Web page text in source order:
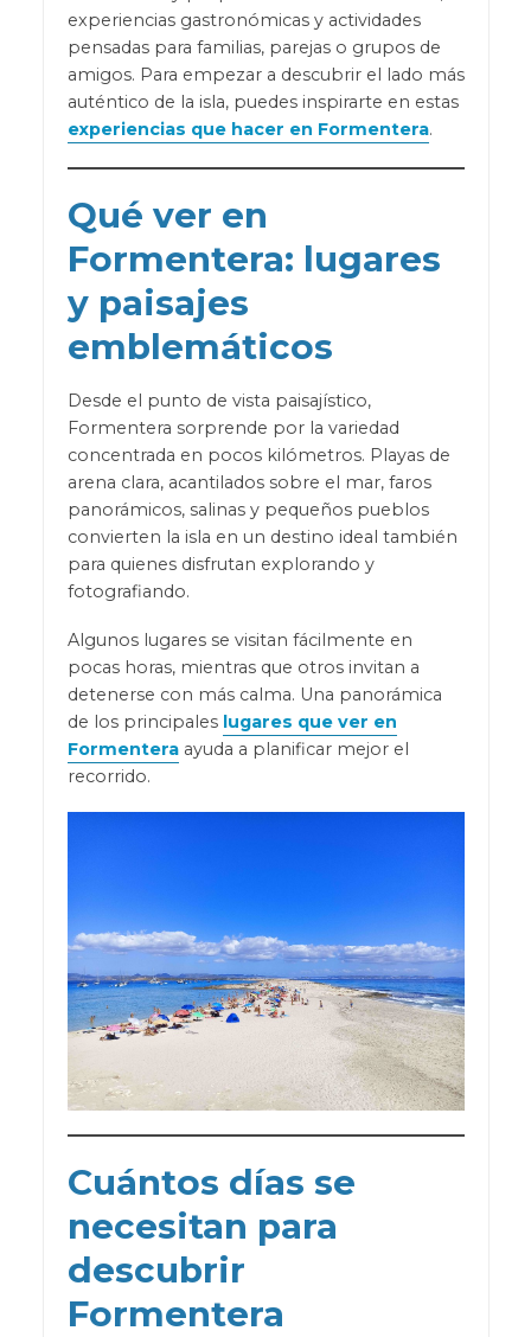
experiencias gastronómicas y actividades
pensadas para familias, parejas o grupos de
amigos. Para empezar a descubrir el lado más
auténtico de la isla, puedes inspirarte en estas
experiencias que hacer en Formentera.
Qué ver en
Formentera: lugares
y paisajes
emblemáticos
Desde el punto de vista paisajístico,
Formentera sorprende por la variedad
concentrada en pocos kilómetros. Playas de
arena clara, acantilados sobre el mar, faros
panorámicos, salinas y pequeños pueblos
convierten la isla en un destino ideal también
para quienes disfrutan explorando y
fotografiando.
Algunos lugares se visitan fácilmente en
pocas horas, mientras que otros invitan a
detenerse con más calma. Una panorámica
de los principales lugares que ver en
Formenteraayuda a planificar mejor el
recorrido.
Cuántos días se
necesitan para
descubrir
Formentera